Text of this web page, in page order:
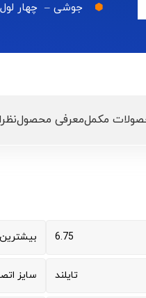
جوشی – چهار لول
مکملمعرفی محصول
6.75
تایلند سایز